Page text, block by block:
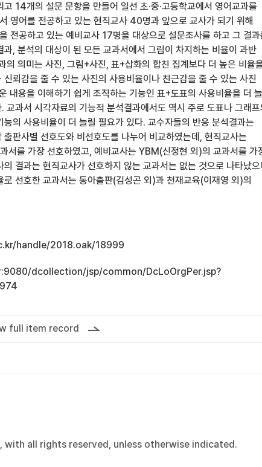
14개의 설문 문항을 만들어 일선 초·중·고등학교에서 영어교과를
영어를 전공하고 있는 현직교사 40명과 앞으로 교사가 되기 위해
전공하고 있는 예비교사 17명을 대상으로 설문조사를 하고 그 결과
과, 분석의 대상이 된 모든 교과서에서 그림이 차지하는 비율이 과반
의 의미는 사진, 그림+사진, 표+삽화의 합친 집계보다 더 높은 비율
뢰감을 줄 수 있는 사진의 사용비율이나 친근감을 줄 수 있는 사진
내용을 이해하기 쉽게 조직하는 기능인 표+도표의 사용비율을 더
교과서 시각자료의 기능적 분석결과에서도 역시 주로 도표나 그래프
의 사용비율이 더 늘릴 필요가 있다. 교수자들의 반응 분석결과는
판사별 선호도와 비선호도를 나누어 비교하였는데, 현직교사는
서를 가장 선호하였고, 예비교사는 YBM(신정현 외)의 교과서를 가
결과는 현직교사가 선호하지 않는 교과서는 없는 것으로 나타났으
선호한 교과서는 동아출판(김성곤 외)과 천재교육(이재영 외)의
handle/2018.oak/18999
dcollection/jsp/common/DcLoOrgPer.jsp?
full item record
all rights reserved, unless otherwise indicated.